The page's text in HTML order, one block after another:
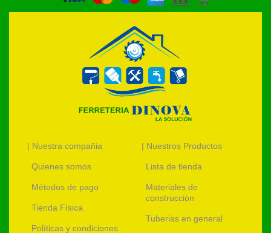
| Nuestra compañia
Quienes somos
Métodos de pago
Tienda Física
Políticas y condiciones
| Nuestros Productos
Lista de tienda
Materiales de
construcción
Tuberias en general